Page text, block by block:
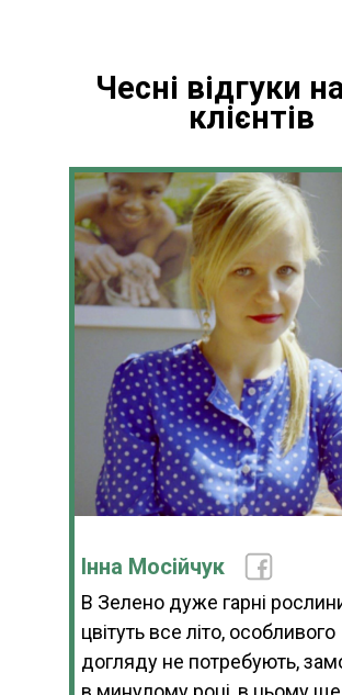
Чесні відгуки
клієнтів
Інна Мосійчук
В Зелено дуже гарні
цвітуть все літо, особливого
догляду не потребують,